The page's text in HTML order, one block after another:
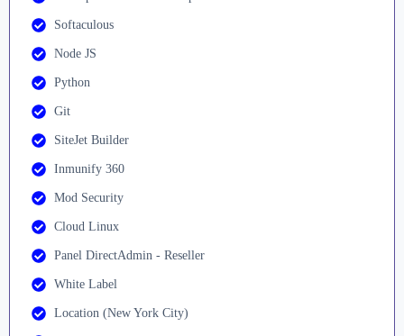
Softaculous
Node JS
Python
Git
SiteJet Builder
Inmunify 360
Mod Security
Cloud Linux
Panel DirectAdmin - Reseller
White Label
Location (New York City)